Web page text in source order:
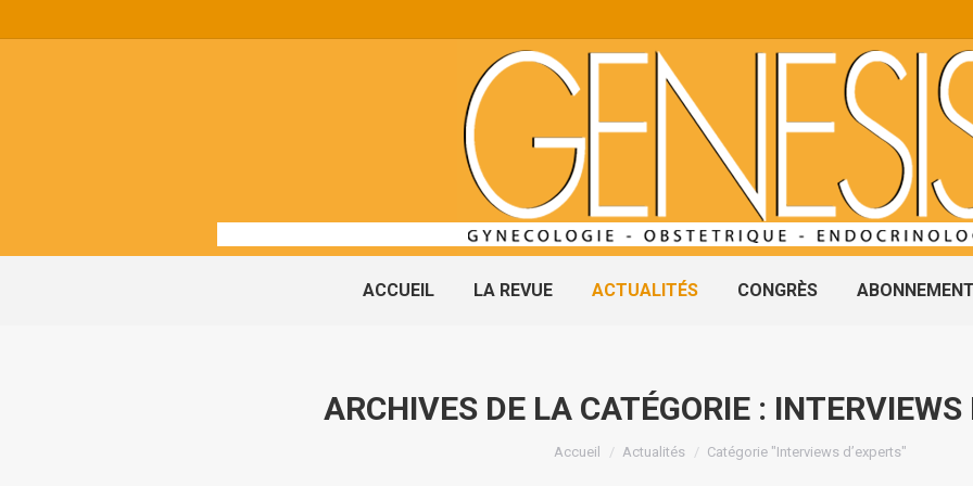
ACCUEIL LA REVUE ACTUALITÉS CONGRÈS ABONNEMENT
ARCHIVES DE LA CATÉGORIE : INTERVIEWS
Vous êtes ici :
Accueil Actualités Catégorie "Interviews d’experts"